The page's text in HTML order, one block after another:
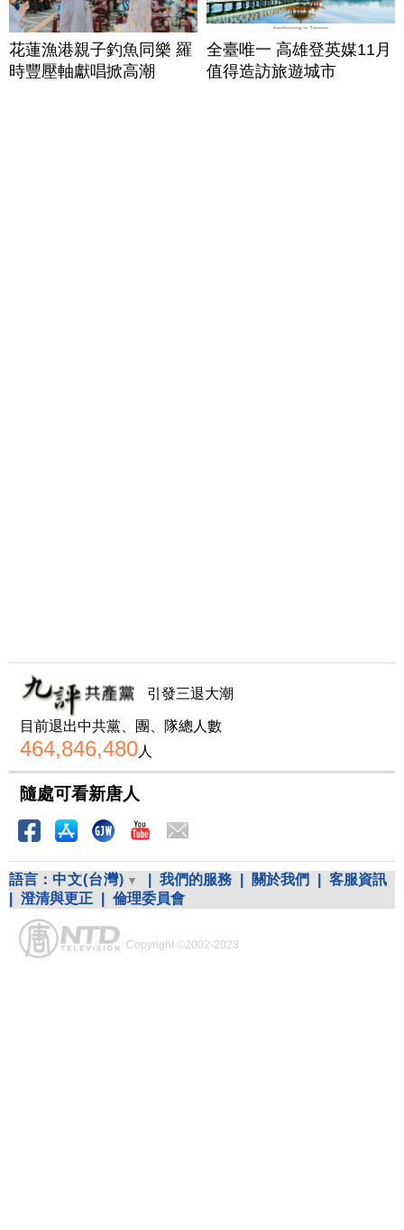
花蓮漁港親子釣魚同樂 羅
時豐壓軸獻唱掀高潮
全臺唯一 高雄登英媒11月
值得造訪旅遊城市
引發三退大潮
目前退出中共黨、團、隊總人數
464,846,480人
隨處可看新唐人
語言： 中文(台灣) 我們的服務 關於我們
客服資訊
澄清與更正 倫理委員會
Copyright ©2002-2023